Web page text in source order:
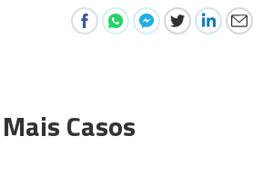
Mais Casos